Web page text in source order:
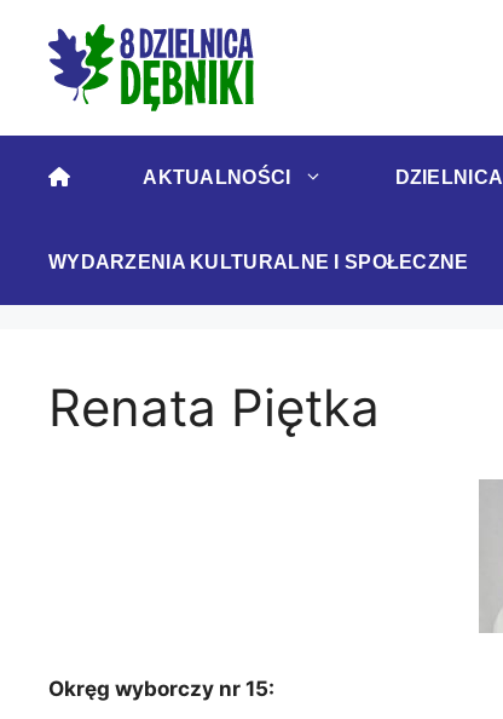
AKTUALNOŚCI DZIELNICA
WYDARZENIA KULTURALNE I SPOŁECZNE
Renata Piętka
Okręg wyborczy nr 15: